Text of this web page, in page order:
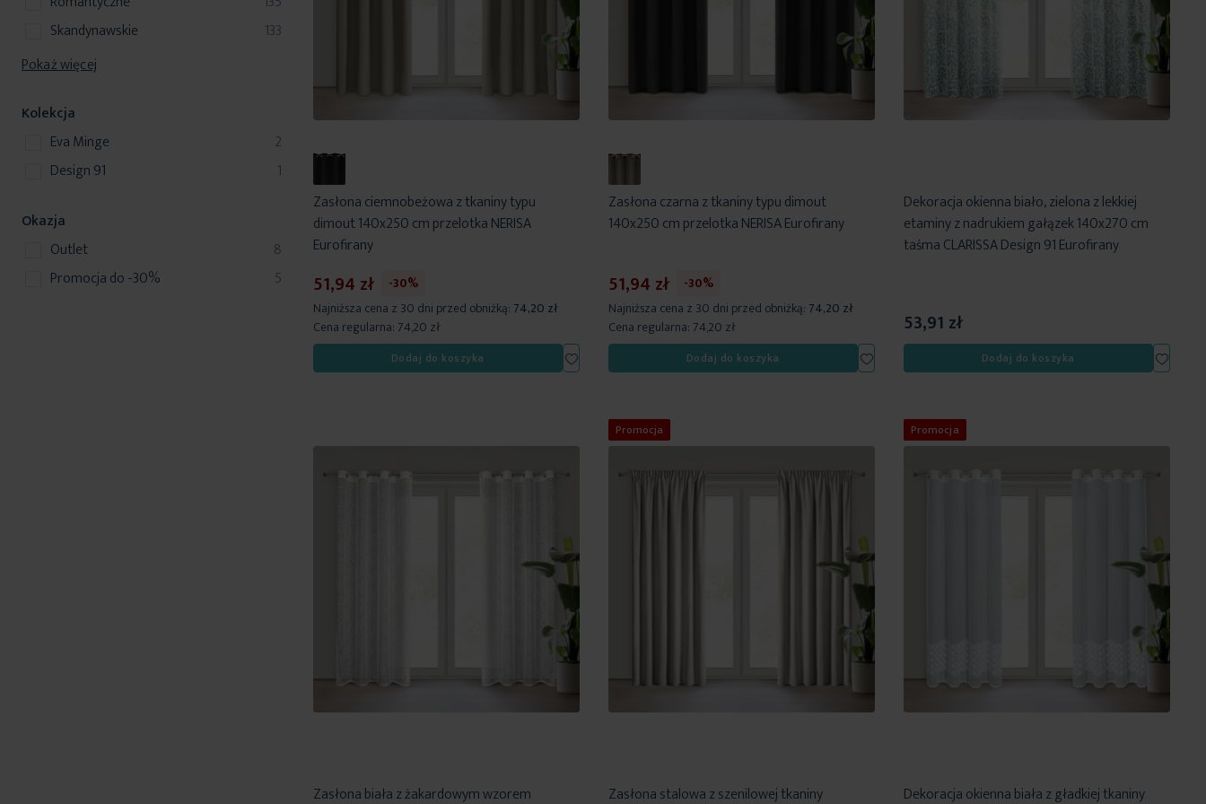
Zasłona ciemnobeżowa z tkaniny typu
dimout 140x250 cm przelotka NERISA
Eurofirany
51,94 zł
-30%
Najniższa cena z 30 dni przed obniżką: 74,20 zł
Cena regularna: 74,20 zł
Dodaj do koszyka
Dodaj
do
Zasłona czarna z tkaniny typu dimout
140x250 cm przelotka NERISA Eurofirany
51,94 zł
-30%
Najniższa cena z 30 dni przed obniżką: 74,20 zł
Cena regularna: 74,20 zł
Dodaj do koszyka
Dodaj
do
Dekoracja okienna biało, zielona z lekkiej
etaminy z nadrukiem gałązek 140x270 cm
taśma CLARISSA Design 91 Eurofirany
53,91 zł
Dodaj do koszyka
Dodaj
do
Zasłona biała z żakardowym wzorem
Promocja
Zasłona stalowa z szenilowej tkaniny
Promocja
Dekoracja okienna biała z gładkiej tkaniny
skandynawskie
133
produkty
Pokaż więcej
Kolekcja
Eva Minge
2
produkty
Design 91
1produkt
Okazja
Outlet
8
produkty
Promocja do -30%
5
produkty